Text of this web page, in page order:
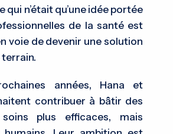
qui n’était qu’une idée portée
de la santé est
voie de devenir une solution
terrain.
années, Hana et
contribuer à bâtir des
plus efficaces, mais